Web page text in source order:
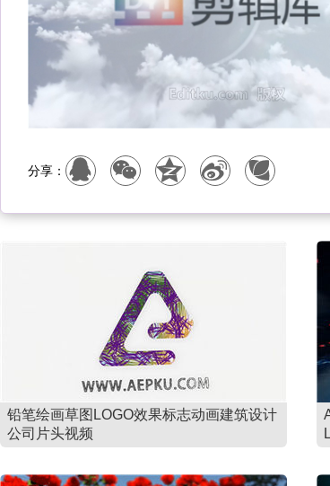
分享：
铅笔绘画草图LOGO效果标志动画建筑设计
公司片头视频